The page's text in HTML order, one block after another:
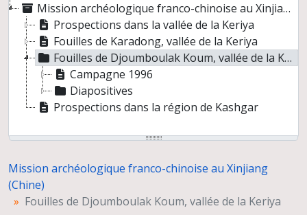
Mission archéologique franco-chinoise au Xinjiang (Chine)
Prospections dans la vallée de la Keriya
Fouilles de Karadong, vallée de la Keriya
Fouilles de Djoumboulak Koum, vallée de la Keriya
Campagne 1996
Diapositives
Prospections dans la région de Kashgar
Mission archéologique franco-chinoise au Xinjiang
(Chine)
Fouilles de Djoumboulak Koum, vallée de la Keriya